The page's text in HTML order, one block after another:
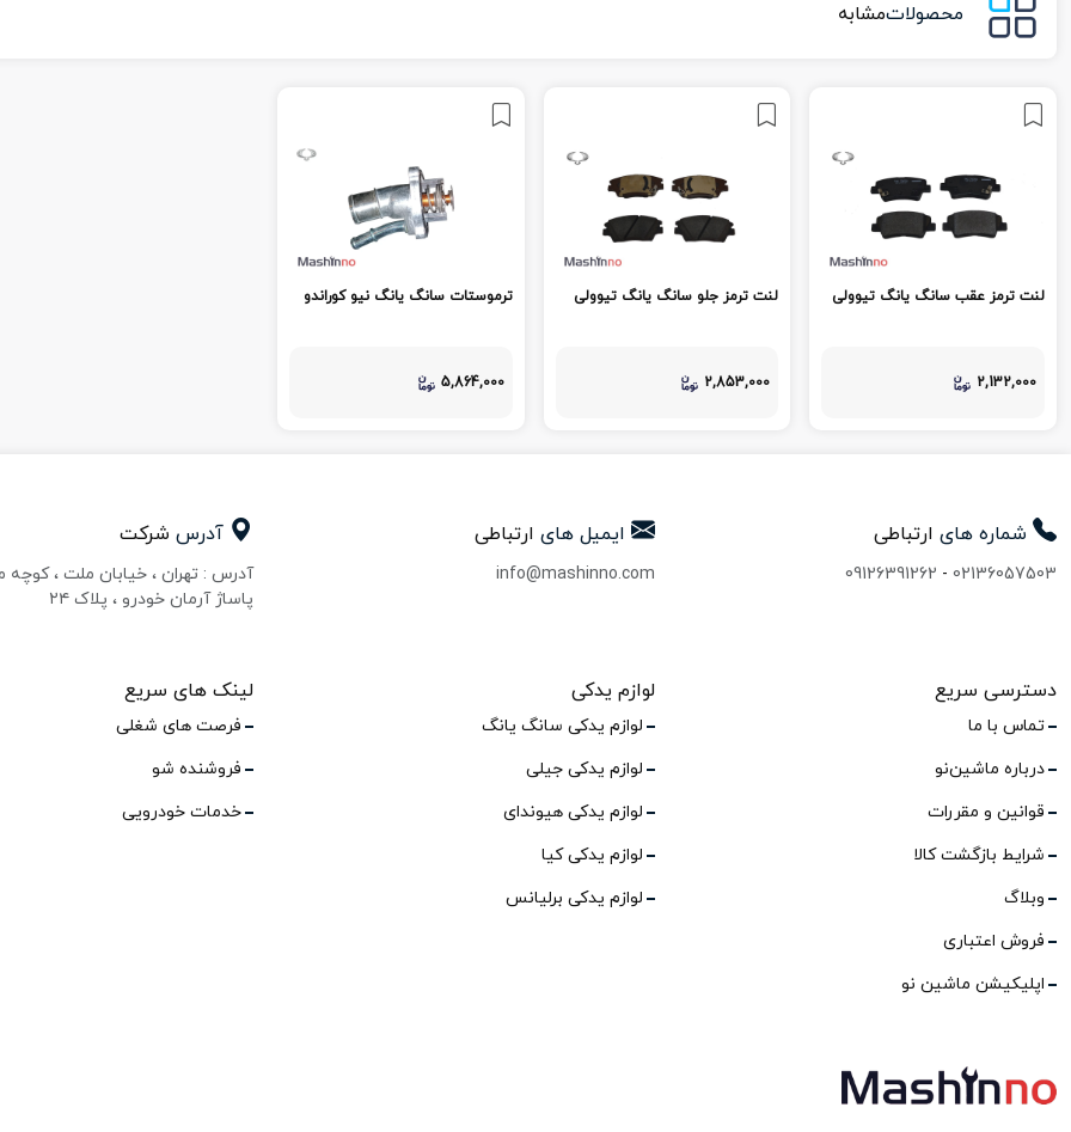
محصولاتمشابه
لنت ترمز عقب سانگ یانگ تیوولی
2,132,000
لنت ترمز جلو سانگ یانگ تیوولی
2,853,000
ترموستات سانگ یانگ نیو کوراندو
5,864,000
شماره های ارتباطی
02136057503
-
09126391262
ایمیل های ارتباطی
info@mashinno.com
آدرس شرکت
آدرس : تهران ، خیابان ملت ، کوچه
پاساژ آرمان خودرو ، پلاک ۲۴
دسترسی سریع
تماس با ما
درباره ماشین‌نو
قوانین و مقررات
شرایط بازگشت کالا
وبلاگ
فروش اعتباری
اپلیکیشن ماشین نو
لوازم یدکی
لوازم یدکی سانگ یانگ
لوازم یدکی جیلی
لوازم یدکی هیوندای
لوازم یدکی کیا
لوازم یدکی برلیانس
لینک های سریع
فرصت های شغلی
فروشنده شو
خدمات خودرویی